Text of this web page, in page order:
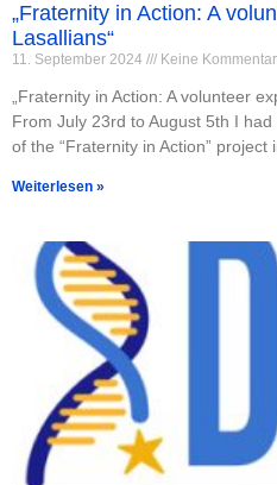
„Fraternity in Action: A
Lasallians“
11. September 2024 Keine
„Fraternity in Action: A volunteer
From July 23rd to August 5th I
of the “Fraternity in Action” project
Weiterlesen »